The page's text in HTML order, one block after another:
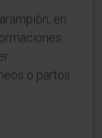
en
o partos